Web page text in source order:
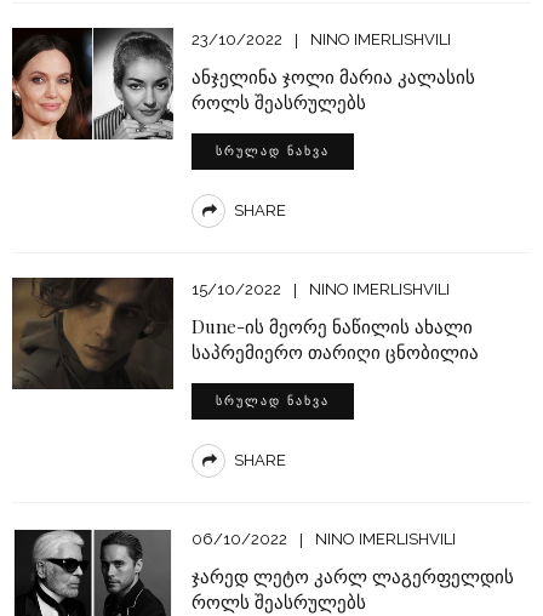
23/10/2022 NINO IMERLISHVILI
ანჯელინა ჯოლი მარია კალასის
როლს შეასრულებს
ᲡᲠᲣᲚᲐᲓ ᲜᲐᲮᲕᲐ
SHARE
15/10/2022 NINO IMERLISHVILI
Dune-ის მეორე ნაწილის ახალი
საპრემიერო თარიღი ცნობილია
ᲡᲠᲣᲚᲐᲓ ᲜᲐᲮᲕᲐ
SHARE
06/10/2022 NINO IMERLISHVILI
ჯარედ ლეტო კარლ ლაგერფელდის
როლს შეასრულებს